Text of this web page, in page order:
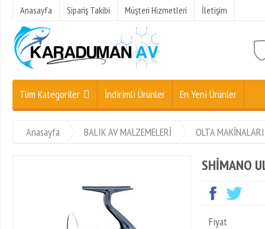
Anasayfa Sipariş Takibi Müşteri Hizmetleri İletişim
Tüm Kategoriler İndirimli Ürünler En Yeni Ürünler
Anasayfa BALIK AV MALZEMELERİ OLTA MAKİNALARI
SHİMANO
Fiyat